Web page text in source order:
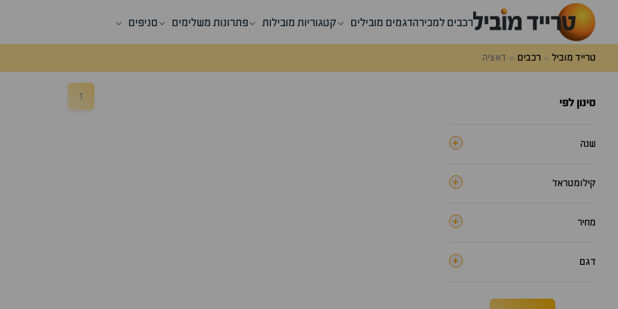
מוביל
רכבים למכירהדגמים מובילים קטגוריות מובילות פתרונות משלימים סניפים
טרייד מוביל רכבים דאציה
סינון לפי
שנה +
קילומטראז׳ +
מחיר +
דגם +
1